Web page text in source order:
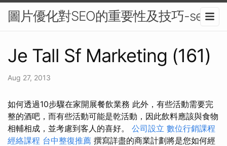
圖片優化對SEO的重要性及技巧-seo
Je Tall Sf Marketing (161)
Aug 27, 2013
如何透過10步驟在家開展餐飲業務 此外，有些活動需要完
整的酒吧，而有些活動可能是乾活動，因此飲料應該與食物
相輔相成，並考慮到客人的喜好。 公司設立 數位行銷課程
經絡課程 台中整復推薦 撰寫詳盡的商業計劃將是您如何經